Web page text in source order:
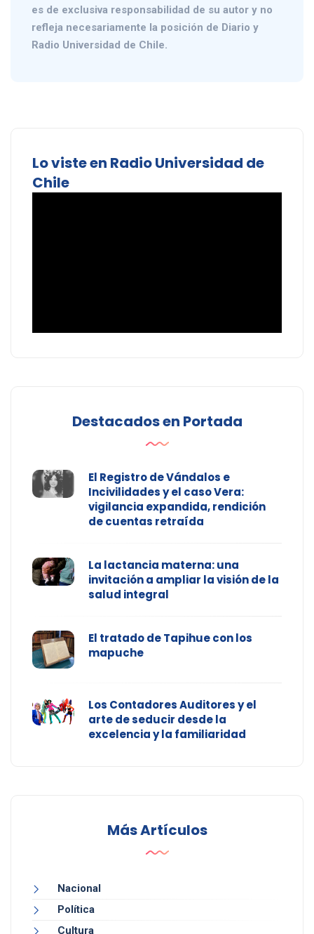
es de exclusiva responsabilidad de su autor y no
refleja necesariamente la posición de Diario y
Radio Universidad de Chile.
Lo viste en Radio Universidad de
Chile
Destacados en Portada
El Registro de Vándalos e
Incivilidades y el caso Vera:
vigilancia expandida, rendición
de cuentas retraída
La lactancia materna: una
invitación a ampliar la visión de la
salud integral
El tratado de Tapihue con los
mapuche
Los Contadores Auditores y el
arte de seducir desde la
excelencia y la familiaridad
Más Artículos
Nacional
Política
Cultura